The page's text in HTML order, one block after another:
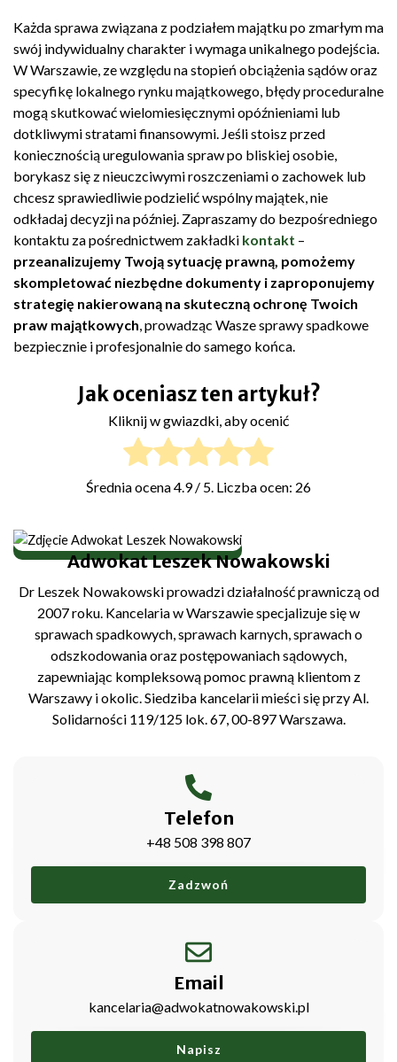
Każda sprawa związana z podziałem majątku po zmarłym ma
swój indywidualny charakter i wymaga unikalnego podejścia.
W Warszawie, ze względu na stopień obciążenia sądów oraz
specyfikę lokalnego rynku majątkowego, błędy proceduralne
mogą skutkować wielomiesięcznymi opóźnieniami lub
dotkliwymi stratami finansowymi. Jeśli stoisz przed
koniecznością uregulowania spraw po bliskiej osobie,
borykasz się z nieuczciwymi roszczeniami o zachowek lub
chcesz sprawiedliwie podzielić wspólny majątek, nie
odkładaj decyzji na później. Zapraszamy do bezpośredniego
kontaktu za pośrednictwem zakładki kontakt –
przeanalizujemy Twoją sytuację prawną, pomożemy
skompletować niezbędne dokumenty i zaproponujemy
strategię nakierowaną na skuteczną ochronę Twoich
praw majątkowych, prowadząc Wasze sprawy spadkowe
bezpiecznie i profesjonalnie do samego końca.
Jak oceniasz ten artykuł?
Kliknij w gwiazdki, aby ocenić
Średnia ocena4.9/ 5. Liczba ocen: 26
Adwokat Leszek Nowakowski
Dr Leszek Nowakowski prowadzi działalność prawniczą od
2007 roku. Kancelaria w Warszawie specjalizuje się w
sprawach spadkowych, sprawach karnych, sprawach o
odszkodowania oraz postępowaniach sądowych,
zapewniając kompleksową pomoc prawną klientom z
Warszawy i okolic. Siedziba kancelarii mieści się przy Al.
Solidarności 119/125 lok. 67, 00-897 Warszawa.
Telefon
+48 508 398 807
Zadzwoń
Email
kancelaria@adwokatnowakowski.pl
Napisz